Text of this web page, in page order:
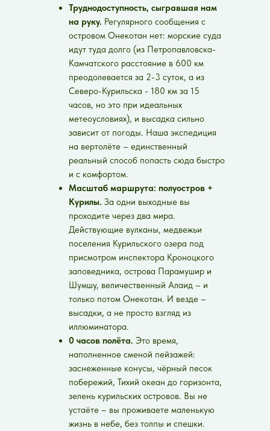
Труднодоступность, сыгравшая нам
на руку. Регулярного сообщения с
островом Онекотан нет: морские суда
идут туда долго (из Петропавловска-
Камчатского расстояние в 600 км
преодолевается за 2-3 суток, а из
Северо-Курильска - 180 км за 15
часов, но это при идеальных
метеоусловиях), и высадка сильно
зависит от погоды. Наша экспедиция
на вертолёте – единственный
реальный способ попасть сюда быстро
и с комфортом.
Масштаб маршрута: полуостров +
Курилы. За одни выходные вы
проходите через два мира.
Действующие вулканы, медвежьи
поселения Курильского озера под
присмотром инспектора Кроноцкого
заповедника, острова Парамушир и
Шумшу, величественный Алаид – и
только потом Онекотан. И везде –
высадки, а не просто взгляд из
иллюминатора.
0 часов полёта. Это время,
наполненное сменой пейзажей:
заснеженные конусы, чёрный песок
побережий, Тихий океан до горизонта,
зелень курильских островов. Вы не
устаёте – вы проживаете маленькую
жизнь в небе, без толпы и спешки.